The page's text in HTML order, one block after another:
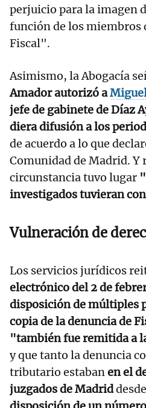
perjuicio para la imagen
función de los
Fiscal".
Asimismo, la Abogacía
Amador autorizó a
jefe de gabinete de Díaz
diera difusión a los
de acuerdo a lo que
Comunidad de Madrid. Y
circunstancia tuvo lugar
investigados tuvieran
Vulneración de
Los servicios jurídicos
electrónico del 2 de
disposición de múltiples
copia de la denuncia de
"también fue remitida a
y que tanto la denuncia
tributario estabanen el
juzgados de Madrid